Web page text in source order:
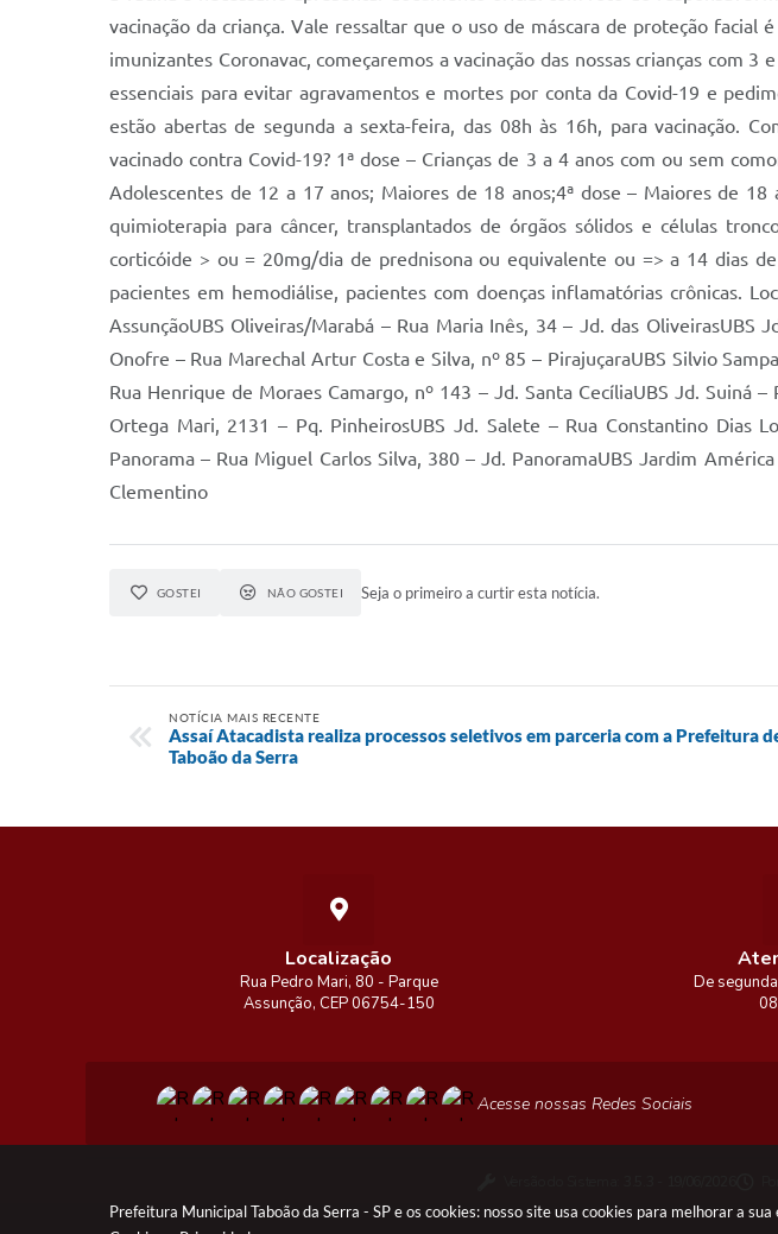
Prefeitura Municipal Taboão da Serra - SP e os cookies: nosso site usa cookies para melhorar a
vacinação da criança. Vale ressaltar que o uso de máscara de proteção facial
imunizantes Coronavac, começaremos a vacinação das nossas crianças com
essenciais para evitar agravamentos e mortes por conta da Covid-19 e
estão abertas de segunda a sexta-feira, das 08h às 16h, para vacinação.
vacinado contra Covid-19? 1ª dose – Crianças de 3 a 4 anos com ou sem
Adolescentes de 12 a 17 anos; Maiores de 18 anos;4ª dose – Maiores de
quimioterapia para câncer, transplantados de órgãos sólidos e células
corticóide > ou = 20mg/dia de prednisona ou equivalente ou => a 14 dias
pacientes em hemodiálise, pacientes com doenças inflamatórias crônicas.
AssunçãoUBS Oliveiras/Marabá – Rua Maria Inês, 34 – Jd. das
Onofre – Rua Marechal Artur Costa e Silva, nº 85 – PirajuçaraUBS Silvio
Rua Henrique de Moraes Camargo, nº 143 – Jd. Santa CecíliaUBS Jd. Suiná
Ortega Mari, 2131 – Pq. PinheirosUBS Jd. Salete – Rua Constantino Dias
Panorama – Rua Miguel Carlos Silva, 380 – Jd. PanoramaUBS Jardim
Clementino
GOSTEI NÃO GOSTEI Seja o primeiro a curtir esta notícia.
NOTÍCIA MAIS RECENTE
Assaí Atacadista realiza processos seletivos em parceria com a Prefeitura
Taboão da Serra
Acesse nossas Redes Sociais
Localização
Rua Pedro Mari, 80 - Parque
Assunção, CEP 06754-150
De